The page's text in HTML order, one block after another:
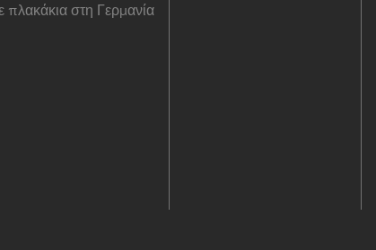
πλακάκια στη Γερμανία